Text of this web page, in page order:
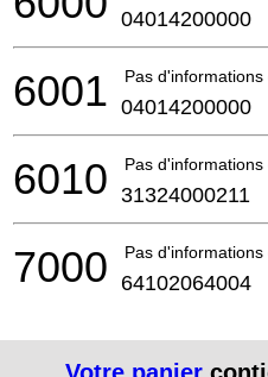
04014200000
Pas d'informations
6001 04014200000
Pas d'informations
6010 31324000211
Pas d'informations
7000 64102064004